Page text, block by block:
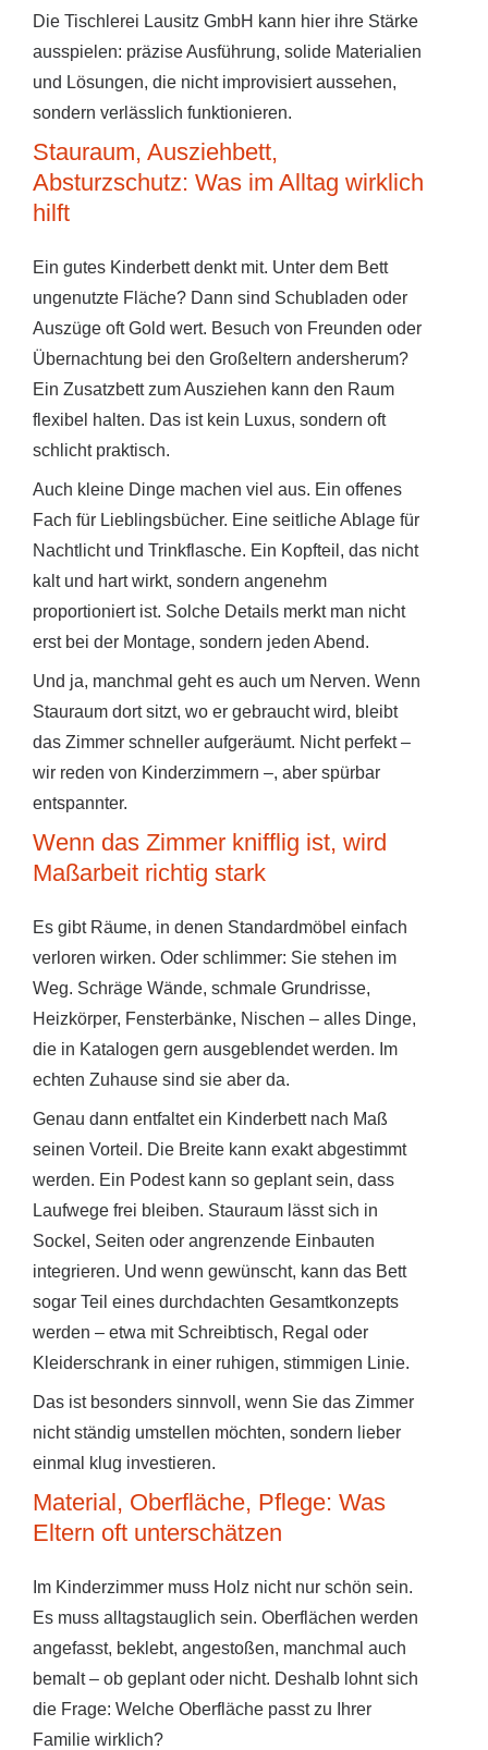
Die Tischlerei Lausitz GmbH kann hier ihre Stärke
ausspielen: präzise Ausführung, solide Materialien
und Lösungen, die nicht improvisiert aussehen,
sondern verlässlich funktionieren.
Stauraum, Ausziehbett,
Absturzschutz: Was im Alltag wirklich
hilft
Ein gutes Kinderbett denkt mit. Unter dem Bett
ungenutzte Fläche? Dann sind Schubladen oder
Auszüge oft Gold wert. Besuch von Freunden oder
Übernachtung bei den Großeltern andersherum?
Ein Zusatzbett zum Ausziehen kann den Raum
flexibel halten. Das ist kein Luxus, sondern oft
schlicht praktisch.
Auch kleine Dinge machen viel aus. Ein offenes
Fach für Lieblingsbücher. Eine seitliche Ablage für
Nachtlicht und Trinkflasche. Ein Kopfteil, das nicht
kalt und hart wirkt, sondern angenehm
proportioniert ist. Solche Details merkt man nicht
erst bei der Montage, sondern jeden Abend.
Und ja, manchmal geht es auch um Nerven. Wenn
Stauraum dort sitzt, wo er gebraucht wird, bleibt
das Zimmer schneller aufgeräumt. Nicht perfekt –
wir reden von Kinderzimmern –, aber spürbar
entspannter.
Wenn das Zimmer knifflig ist, wird
Maßarbeit richtig stark
Es gibt Räume, in denen Standardmöbel einfach
verloren wirken. Oder schlimmer: Sie stehen im
Weg. Schräge Wände, schmale Grundrisse,
Heizkörper, Fensterbänke, Nischen – alles Dinge,
die in Katalogen gern ausgeblendet werden. Im
echten Zuhause sind sie aber da.
Genau dann entfaltet ein Kinderbett nach Maß
seinen Vorteil. Die Breite kann exakt abgestimmt
werden. Ein Podest kann so geplant sein, dass
Laufwege frei bleiben. Stauraum lässt sich in
Sockel, Seiten oder angrenzende Einbauten
integrieren. Und wenn gewünscht, kann das Bett
sogar Teil eines durchdachten Gesamtkonzepts
werden – etwa mit Schreibtisch, Regal oder
Kleiderschrank in einer ruhigen, stimmigen Linie.
Das ist besonders sinnvoll, wenn Sie das Zimmer
nicht ständig umstellen möchten, sondern lieber
einmal klug investieren.
Material, Oberfläche, Pflege: Was
Eltern oft unterschätzen
Im Kinderzimmer muss Holz nicht nur schön sein.
Es muss alltagstauglich sein. Oberflächen werden
angefasst, beklebt, angestoßen, manchmal auch
bemalt – ob geplant oder nicht. Deshalb lohnt sich
die Frage: Welche Oberfläche passt zu Ihrer
Familie wirklich?